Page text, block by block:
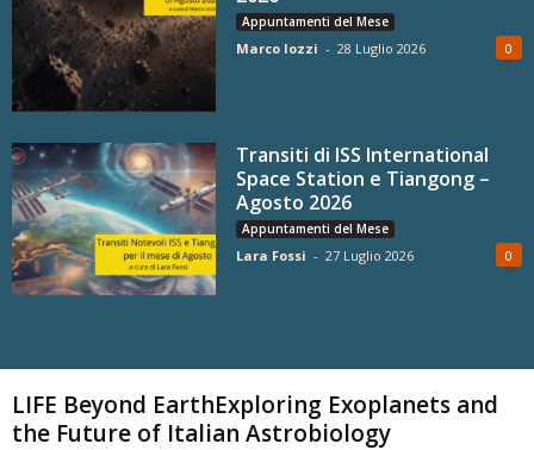
Appuntamenti del Mese
Marco Iozzi - 28 Luglio 2026 0
Transiti di ISS International
Space Station e Tiangong –
Agosto 2026
Appuntamenti del Mese
Lara Fossi - 27 Luglio 2026 0
LIFE Beyond EarthExploring Exoplanets and
the Future of Italian Astrobiology